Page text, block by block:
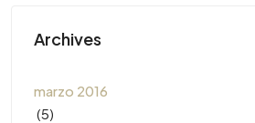
Archives
marzo 2016
(5)